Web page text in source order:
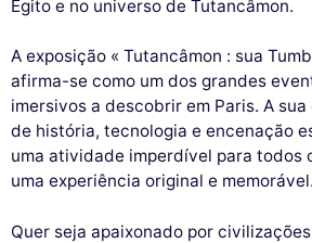
Egito e no universo de Tutancâmon.
A exposição « Tutancâmon : sua
afirma-se como um dos grandes
imersivos a descobrir em Paris. A
de história, tecnologia e encenação
uma atividade imperdível para todos
uma experiência original e memorável.
Quer seja apaixonado por